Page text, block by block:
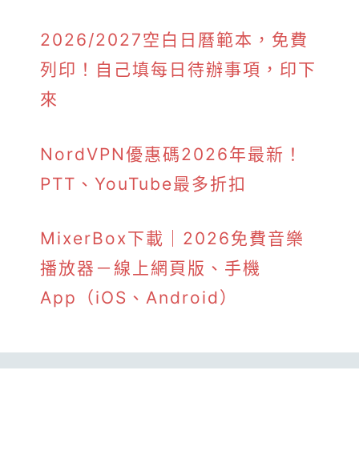
2026/2027空白日曆範本，免費
列印！自己填每日待辦事項，印下
來
NordVPN優惠碼2026年最新！
PTT、YouTube最多折扣
MixerBox下載｜2026免費音樂
播放器－線上網頁版、手機
App（iOS、Android）